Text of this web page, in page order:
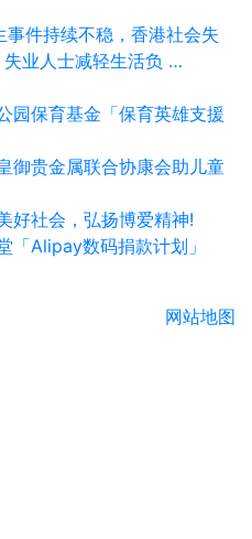
件持续不稳，香港社会失
业人士减轻生活负 …
园保育基金「保育英雄支援
御贵金属联合协康会助儿童
好社会，弘扬博爱精神!
「Alipay数码捐款计划」
网站地图